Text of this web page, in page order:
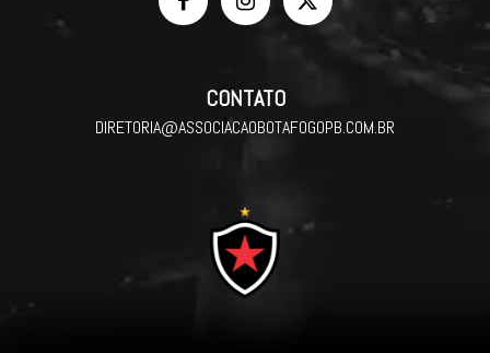
CONTATO
DIRETORIA@ASSOCIACAOBOTAFOGOPB.COM.BR